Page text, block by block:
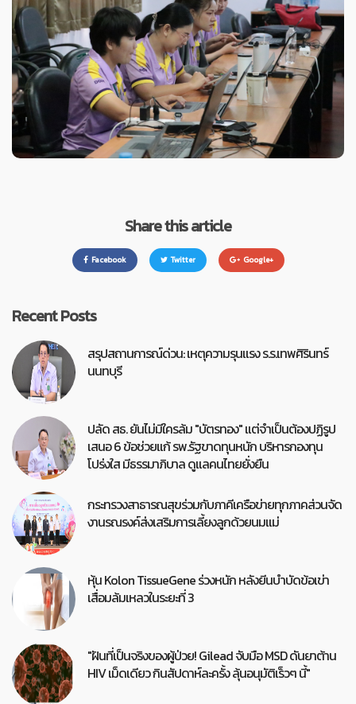
Share this article
Facebook Twitter Google+
Recent Posts
สรุปสถานการณ์ด่วน: เหตุความรุนแรง ร.ร.เทพศิรินทร์
นนทบุรี
ปลัด สธ. ยันไม่มีใครล้ม "บัตรทอง" แต่จำเป็นต้องปฏิรูป
เสนอ 6 ข้อช่วยแก้ รพ.รัฐขาดทุนหนัก บริหารกองทุน
โปร่งใส มีธรรมาภิบาล ดูแลคนไทยยั่งยืน
กระทรวงสาธารณสุขร่วมกับภาคีเครือข่ายทุกภาคส่วนจัด
งานรณรงค์ส่งเสริมการเลี้ยงลูกด้วยนมแม่
หุ้น Kolon TissueGene ร่วงหนัก หลังยีนบำบัดข้อเข่า
เสื่อมล้มเหลวในระยะที่ 3
"ฝันที่เป็นจริงของผู้ป่วย! Gilead จับมือ MSD ดันยาต้าน
HIV เม็ดเดียว กินสัปดาห์ละครั้ง ลุ้นอนุมัติเร็วๆ นี้"